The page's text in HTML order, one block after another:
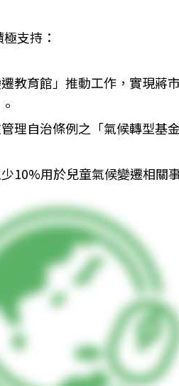
支持：
教育館」推動工作，實現蔣
理自治條例之「氣候轉型基
10%用於兒童氣候變遷相關